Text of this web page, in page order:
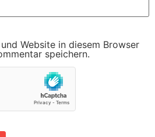
Website in diesem Browser
speichern.